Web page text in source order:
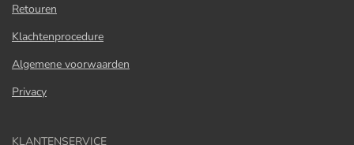
Retouren
Klachtenprocedure
Algemene voorwaarden
Privacy
KLANTENSERVICE